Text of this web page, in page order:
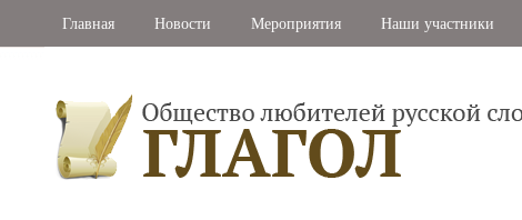
Главная Новости Мероприятия Наши участники